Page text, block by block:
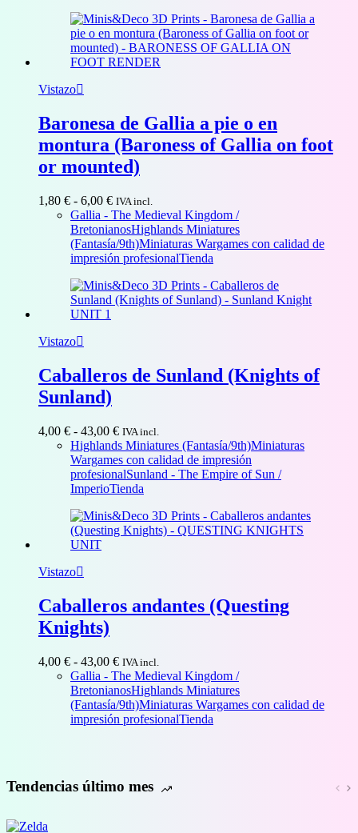
34,00 €
Vistazo
Baronesa de Gallia a pie o en
montura (Baroness of Gallia on foot
or mounted)
1,80 € - 6,00 €Rango
de
precios:
desde
1,80 €
6,00 €
IVA incl.
Gallia - The Medieval Kingdom /
BretonianosHighlands Miniatures
(Fantasía/9th)Miniaturas Wargames con calidad de
impresión profesionalTienda
Vistazo
Caballeros de Sunland (Knights of
Sunland)
4,00 € - 43,00 €Rango
de
precios:
desde
4,00 €
43,00 €
IVA incl.
Highlands Miniatures (Fantasía/9th)Miniaturas
Wargames con calidad de impresión
profesionalSunland - The Empire of Sun /
ImperioTienda
Vistazo
Caballeros andantes (Questing
Knights)
4,00 € - 43,00 €Rango
de
precios:
desde
4,00 €
IVA incl.
Gallia - The Medieval Kingdom /
BretonianosHighlands Miniatures
(Fantasía/9th)Miniaturas Wargames con calidad de
impresión profesionalTienda
Tendencias último mes